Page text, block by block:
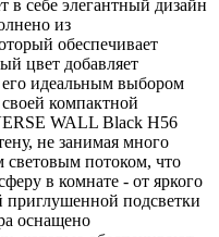
в себе элегантный дизайн
из
обеспечивает
цвет добавляет
его идеальным выбором
компактной
WALL Black H56
не занимая много
световым потоком, что
в комнате - от яркого
приглушенной подсветки
оснащено